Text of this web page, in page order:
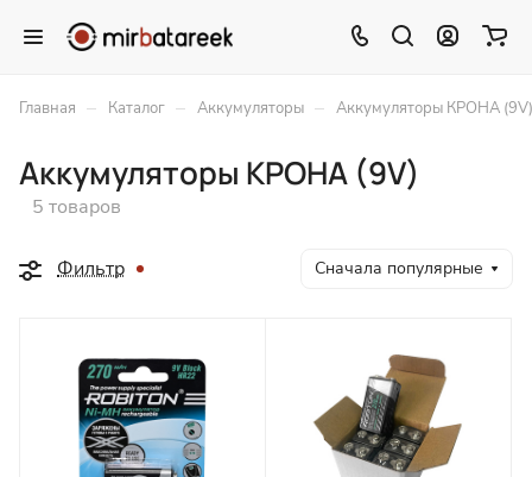
Главная – Каталог – Аккумуляторы – Аккумуляторы КРОНА (9V)
Аккумуляторы КРОНА (9V)
5 товаров
Фильтр Сначала популярные